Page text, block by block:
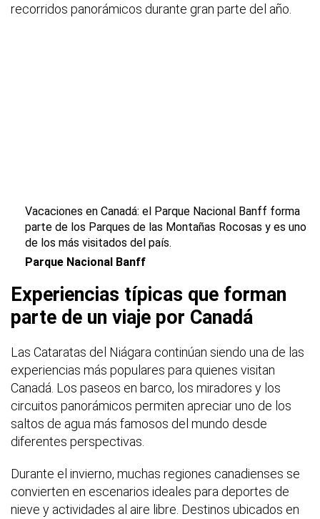
recorridos panorámicos durante gran parte del año.
Vacaciones en Canadá: el Parque Nacional Banff forma
parte de los Parques de las Montañas Rocosas y es uno
de los más visitados del país.
Parque Nacional Banff
Experiencias típicas que forman
parte de un viaje por Canadá
Las Cataratas del Niágara continúan siendo una de las
experiencias más populares para quienes visitan
Canadá. Los paseos en barco, los miradores y los
circuitos panorámicos permiten apreciar uno de los
saltos de agua más famosos del mundo desde
diferentes perspectivas.
Durante el invierno, muchas regiones canadienses se
convierten en escenarios ideales para deportes de
nieve y actividades al aire libre. Destinos ubicados en